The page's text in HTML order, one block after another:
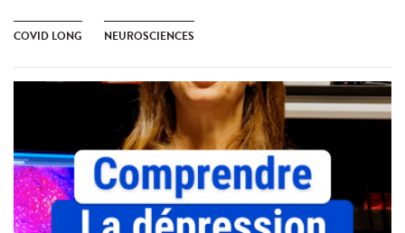
COVID LONG NEUROSCIENCES